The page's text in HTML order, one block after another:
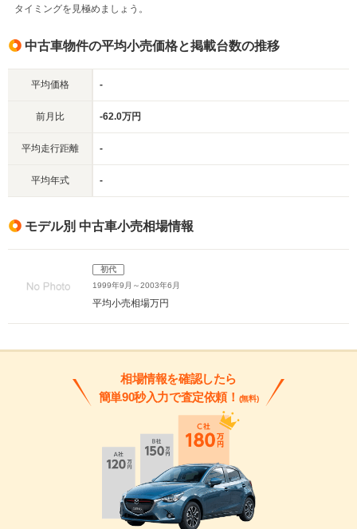
タイミングを見極めましょう。
中古車物件の平均小売価格と掲載台数の推移
平均価格 -
前月比 -62.0万円
平均走行距離 -
平均年式 -
モデル別 中古車小売相場情報
初代
1999年9月～2003年6月
平均小売相場万円
相場情報を確認したら
簡単90秒入力で査定依頼！ (無料)